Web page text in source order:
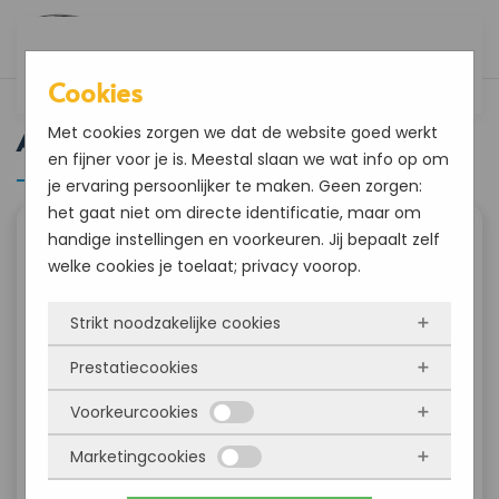
Auto
Cookies
Met cookies zorgen we dat de website goed werkt
en fijner voor je is. Meestal slaan we wat info op om
je ervaring persoonlijker te maken. Geen zorgen:
het gaat niet om directe identificatie, maar om
handige instellingen en voorkeuren. Jij bepaalt zelf
welke cookies je toelaat; privacy voorop.
Strikt noodzakelijke cookies
Deze cookies zorgen ervoor dat de website
überhaupt werkt. Ze zijn dus altijd actief en
kunnen niet worden uitgezet. Meestal worden
ze alleen geplaatst als jij iets doet, zoals
inloggen, een formulier invullen of je
Prestatiecookies
Met deze cookies zien we hoe vaak onze site
bezocht wordt, waar bezoekers vandaan
komen en welke pagina’s populair zijn. Zo
Voorkeurcookies
Deze cookies onthouden jouw voorkeuren.
Marketingcookies